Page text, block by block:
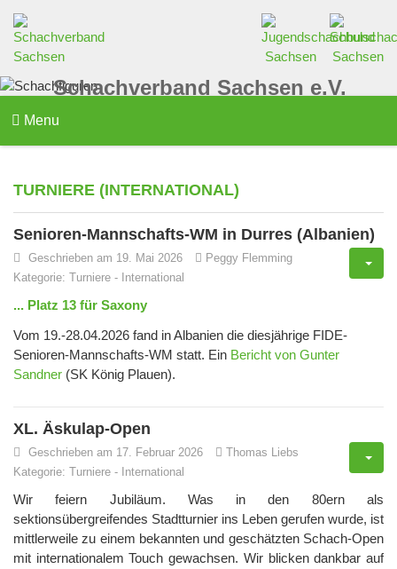
Schachverband Sachsen e.V.
Menu
TURNIERE (INTERNATIONAL)
Senioren-Mannschafts-WM in Durres (Albanien)
Geschrieben am 19. Mai 2026
Peggy Flemming
Kategorie: Turniere - International
... Platz 13 für Saxony
Vom 19.-28.04.2026 fand in Albanien die diesjährige FIDE-
Senioren-Mannschafts-WM statt. Ein Bericht von Gunter
Sandner (SK König Plauen).
XL. Äskulap-Open
Geschrieben am 17. Februar 2026
Thomas Liebs
Kategorie: Turniere - International
Wir feiern Jubiläum. Was in den 80ern als
sektionsübergreifendes Stadtturnier ins Leben gerufen wurde, ist
mittlerweile zu einem bekannten und geschätzten Schach-Open
mit internationalem Touch gewachsen. Wir blicken dankbar auf